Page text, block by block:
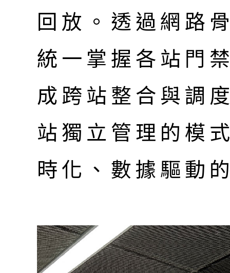
回放。透過網路
統一掌握各站門
成跨站整合與調
站獨立管理的模
時化、數據驅動